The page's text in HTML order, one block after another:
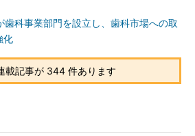
歯科事業部門を設立し、歯科市場への取
化
載記事が 344 件あります